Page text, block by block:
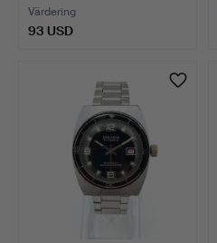
Värdering
93 USD